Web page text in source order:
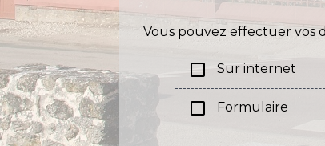
Vous pouvez effectuer vos
check_box_outline_blank Sur internet
check_box_outline_blank Formulaire